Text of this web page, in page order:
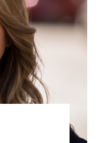
| MILANO
AND TAX
PROFILO